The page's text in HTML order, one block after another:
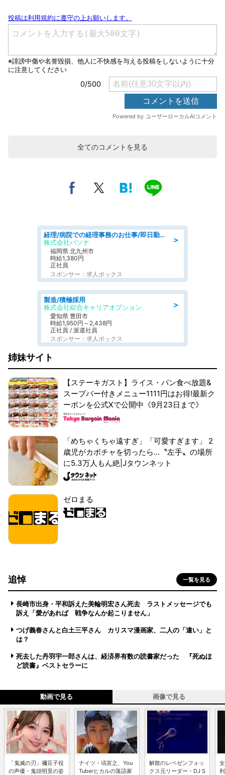
全てのコメントを見る
＞
経理/病院での経理事務のお仕事/即日勤務可/車通勤可/経理/一般事務
株式会社パソナ
福岡県 北九州市
時給1,380円
正社員
スポンサー：求人ボックス
＞
製造/積極採用
株式会社綜合キャリアオプション
愛知県 豊田市
時給1,950円～2,438円
正社員 / 派遣社員
スポンサー：求人ボックス
姉妹サイト
【ステーキガスト】ライス・パン食べ放題&
スープバー付きメニュー1111円はお得!最新ク
ーポンを公式Xで公開中《9月23日まで》
「めちゃくちゃ遠すぎ」「可愛すぎます」 2
歳児がカボチャを切ったら...〝左手〟の場所
に5.3万人もん絶|Jタウンネット
ゼロまる
追悼 一覧を見る
長崎市出身・平和訴えた美輪明宏さん死去 ラストメッセージでも
訴え「愛があれば 戦争なんか起こりません」
つげ義春さんと白土三平さん カリスマ漫画家、二人の「違い」と
は？
死去した丹羽宇一郎さんは、経済界有数の読書家だった 『死ぬほ
ど読書』ベストセラーに
動画で見る 画像で見る
「鬼滅の刃」禰豆子役
の声優・鬼頭明里の姿
ナイツ・塙宣之、You
Tuberヒカルの落語家
解散のレペゼンフォッ
クス元リーダー・DJ S